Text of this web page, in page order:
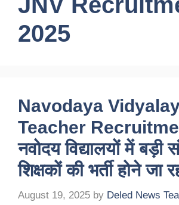
2025
Navodaya
Teacher
नवोदय विद्यालयों में बड़ी
शिक्षकों की भर्ती होने जा
August 19, 2025 by Deled News